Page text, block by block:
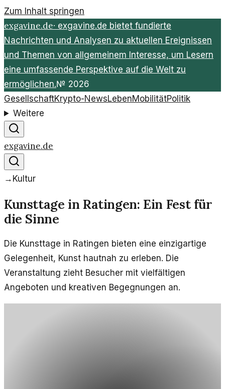
Zum Inhalt springen
exgavine.de· exgavine.de bietet fundierte
Nachrichten und Analysen zu aktuellen Ereignissen
und Themen von allgemeinem Interesse, um Lesern
eine umfassende Perspektive auf die Welt zu
ermöglichen.№ 2026
GesellschaftKrypto-NewsLebenMobilitätPolitik
Weitere
exgavine.de
→ Kultur
Kunsttage in Ratingen: Ein Fest für
die Sinne
Die Kunsttage in Ratingen bieten eine einzigartige
Gelegenheit, Kunst hautnah zu erleben. Die
Veranstaltung zieht Besucher mit vielfältigen
Angeboten und kreativen Begegnungen an.